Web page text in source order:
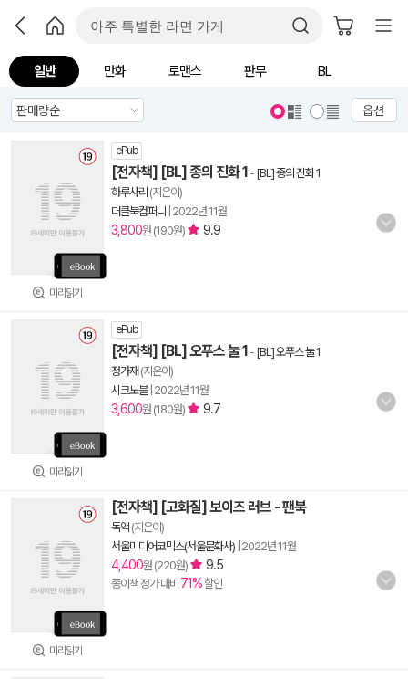
일반 만화 로맨스 판무 BL
옵션
미리읽기
ePub
[전자책] [BL] 종의 진화 1 - [BL] 종의 진화 1
하루사리 (지은이)
더클북컴퍼니
2022년 11월
3,800원 (190원) 9.9
미리읽기
ePub
[전자책] [BL] 오푸스 눌 1 - [BL] 오푸스 눌 1
정가재 (지은이)
시크노블| 2022년 11월
3,600원 (180원) 9.7
미리읽기
[전자책] [고화질] 보이즈 러브 - 팬북
독액 (지은이)
서울미디어코믹스(서울문화사) 2022년 11월
4,400원 (220원) 9.5
종이책 정가 대비 71%할인